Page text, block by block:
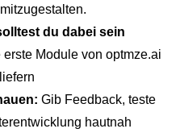
du dabei sein
Module von optmze.ai
Gib Feedback, teste
hautnah